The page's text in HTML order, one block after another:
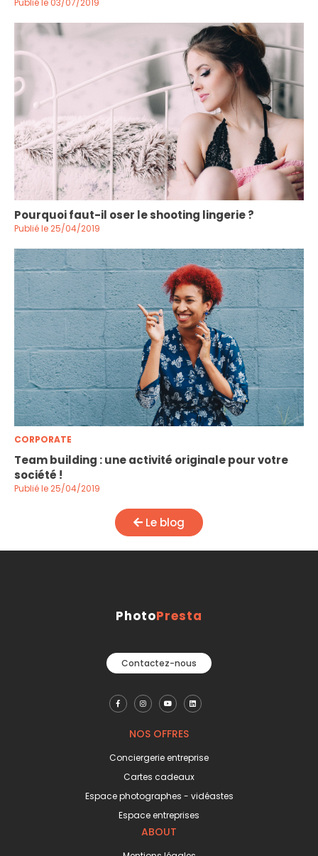
Publié le 03/07/2019
Pourquoi faut-il oser le shooting lingerie ?
Publié le 25/04/2019
CORPORATE
Team building : une activité originale pour votre
société !
Publié le 25/04/2019
Le blog
PhotoPresta
Contactez-nous
NOS OFFRES
Conciergerie entreprise
Cartes cadeaux
Espace photographes - vidéastes
Espace entreprises
ABOUT